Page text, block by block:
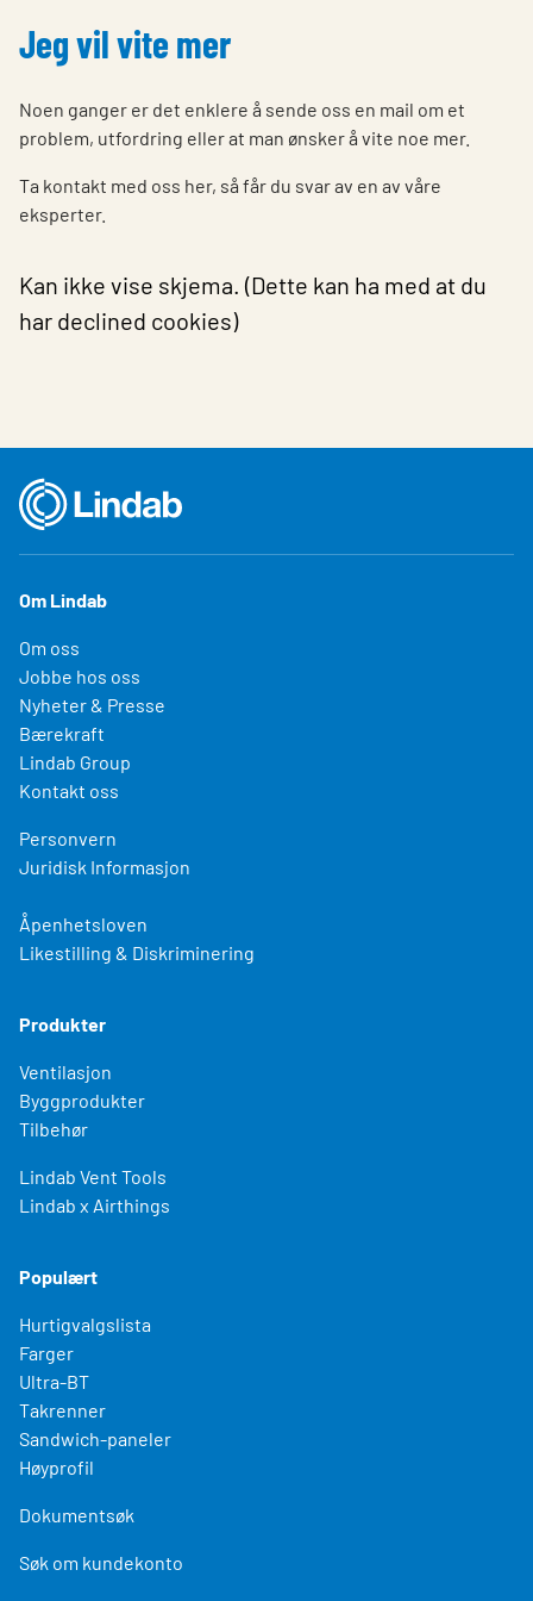
Jeg vil vite mer
Noen ganger er det enklere å sende oss en mail om et
problem, utfordring eller at man ønsker å vite noe mer.
Ta kontakt med oss her, så får du svar av en av våre
eksperter.
Kan ikke vise skjema. (Dette kan ha med at du
har declined cookies)
Om Lindab
Om oss
Jobbe hos oss
Nyheter & Presse
Bærekraft
Lindab Group
Kontakt oss
Personvern
Juridisk Informasjon
Åpenhetsloven
Likestilling & Diskriminering
Produkter
Ventilasjon
Byggprodukter
Tilbehør
Lindab Vent Tools
Lindab x Airthings
Populært
Hurtigvalgslista
Farger
Ultra-BT
Takrenner
Sandwich-paneler
Høyprofil
Dokumentsøk
Søk om kundekonto